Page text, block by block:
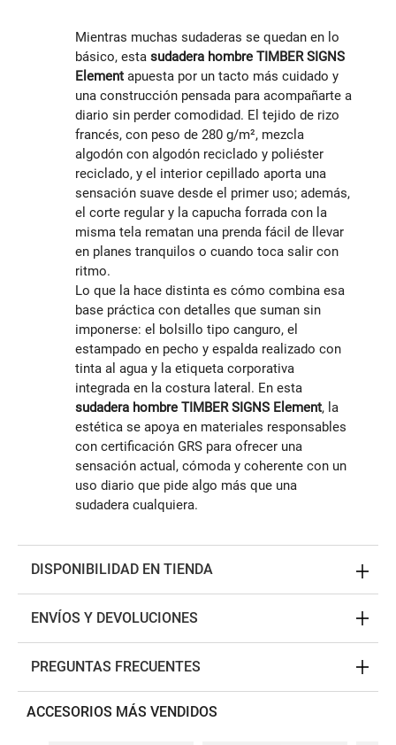
Mientras muchas sudaderas se quedan en lo
básico, esta sudadera hombre TIMBER SIGNS
Element apuesta por un tacto más cuidado y
una construcción pensada para acompañarte a
diario sin perder comodidad. El tejido de rizo
francés, con peso de 280 g/m², mezcla
algodón con algodón reciclado y poliéster
reciclado, y el interior cepillado aporta una
sensación suave desde el primer uso; además,
el corte regular y la capucha forrada con la
misma tela rematan una prenda fácil de llevar
en planes tranquilos o cuando toca salir con
ritmo.
Lo que la hace distinta es cómo combina esa
base práctica con detalles que suman sin
imponerse: el bolsillo tipo canguro, el
estampado en pecho y espalda realizado con
tinta al agua y la etiqueta corporativa
integrada en la costura lateral. En esta
sudadera hombre TIMBER SIGNS Element, la
estética se apoya en materiales responsables
con certificación GRS para ofrecer una
sensación actual, cómoda y coherente con un
uso diario que pide algo más que una
sudadera cualquiera.
DISPONIBILIDAD EN TIENDA
ENVÍOS Y DEVOLUCIONES
PREGUNTAS FRECUENTES
ACCESORIOS MÁS VENDIDOS